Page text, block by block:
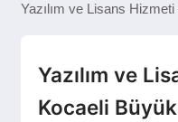
ASAYIŞ
Yazılım ve Lisans
Yazılım ve
Kocaeli